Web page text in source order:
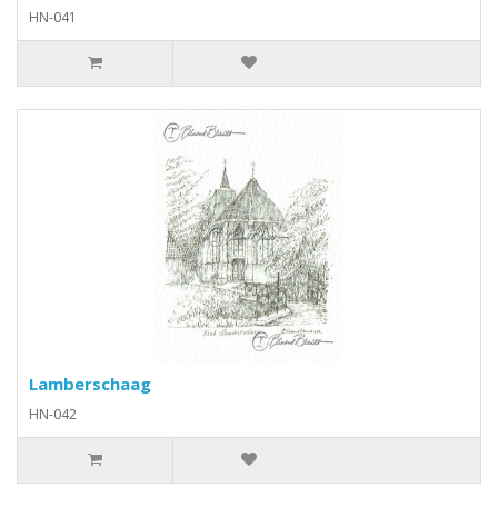
HN-041
Lamberschaag
HN-042